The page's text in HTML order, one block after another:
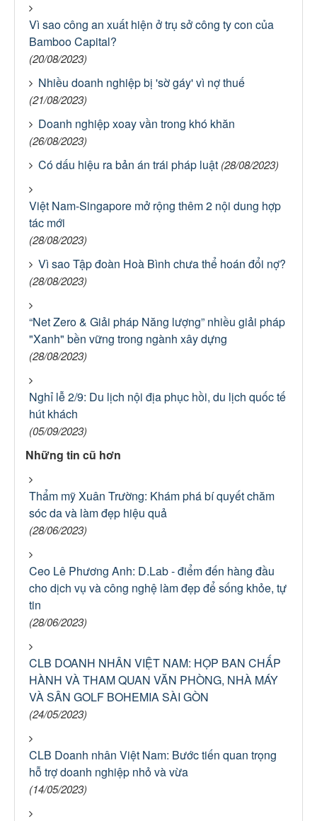
Vì sao công an xuất hiện ở trụ sở công ty con của
Bamboo Capital?
(20/08/2023)
Nhiều doanh nghiệp bị 'sờ gáy' vì nợ thuế
(21/08/2023)
Doanh nghiệp xoay vần trong khó khăn
(26/08/2023)
Có dấu hiệu ra bản án trái pháp luật (28/08/2023)
Việt Nam-Singapore mở rộng thêm 2 nội dung hợp
tác mới
(28/08/2023)
Vì sao Tập đoàn Hoà Bình chưa thể hoán đổi nợ?
(28/08/2023)
“Net Zero & Giải pháp Năng lượng” nhiều giải pháp
"Xanh" bền vững trong ngành xây dựng
(28/08/2023)
Nghỉ lễ 2/9: Du lịch nội địa phục hồi, du lịch quốc tế
hút khách
(05/09/2023)
Những tin cũ hơn
Thẩm mỹ Xuân Trường: Khám phá bí quyết chăm
sóc da và làm đẹp hiệu quả
(28/06/2023)
Ceo Lê Phương Anh: D.Lab - điểm đến hàng đầu
cho dịch vụ và công nghệ làm đẹp để sống khỏe, tự
tin
(28/06/2023)
CLB DOANH NHÂN VIỆT NAM: HỌP BAN CHẤP
HÀNH VÀ THAM QUAN VĂN PHÒNG, NHÀ MÁY
VÀ SÂN GOLF BOHEMIA SÀI GÒN
(24/05/2023)
CLB Doanh nhân Việt Nam: Bước tiến quan trọng
hỗ trợ doanh nghiệp nhỏ và vừa
(14/05/2023)